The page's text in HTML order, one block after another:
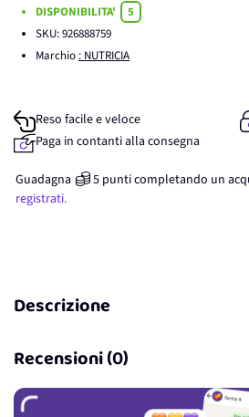
DISPONIBILITA'
5
SKU:926888759
Marchio : NUTRICIA
Reso facile e veloce
Paga in contanti alla consegna
Guadagna 5 punticompletando un
registrati.
Descrizione
Recensioni (0)